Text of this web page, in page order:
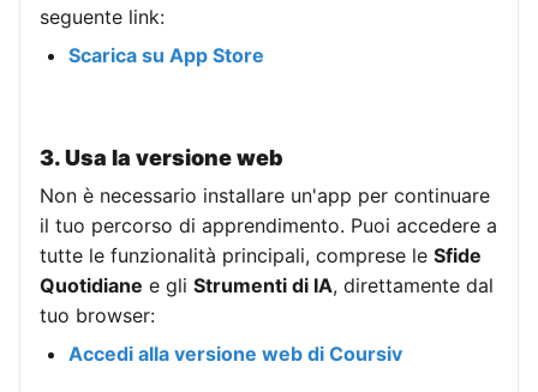
seguente link:
Scarica su App Store
3. Usa la versione web
Non è necessario installare un'app per continuare
il tuo percorso di apprendimento. Puoi accedere a
tutte le funzionalità principali, comprese le Sfide
Quotidiane e gli Strumenti di IA, direttamente dal
tuo browser:
Accedi alla versione web di Coursiv